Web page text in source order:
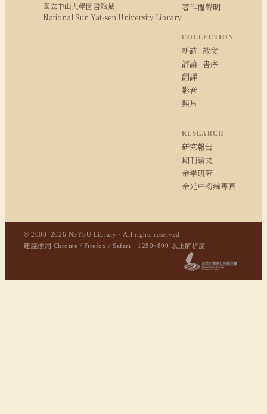
國立中山大學圖書館藏
National Sun Yat-sen University Library
著作權聲明
COLLECTION
新詩 · 散文
評論 · 書序
翻譯
影音
照片
RESEARCH
研究報告
期刊論文
余學研究
余光中粉絲專頁
© 2008–2026 NSYSU Library · All rights reserved
建議使用 Chrome / Firefox / Safari · 1280×800 以上解析度